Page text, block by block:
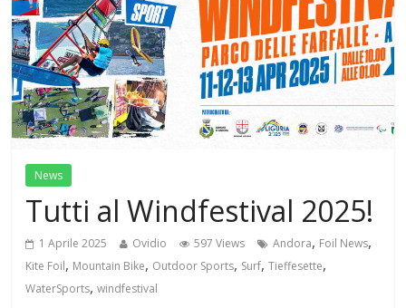
News
Tutti al Windfestival 2025!
1 Aprile 2025 Ovidio 597 Views Andora, Foil News,
Kite Foil, Mountain Bike, Outdoor Sports, Surf,Tieffesette,
WaterSports,windfestival